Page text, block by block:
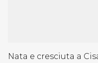
Nata e cresciuta a